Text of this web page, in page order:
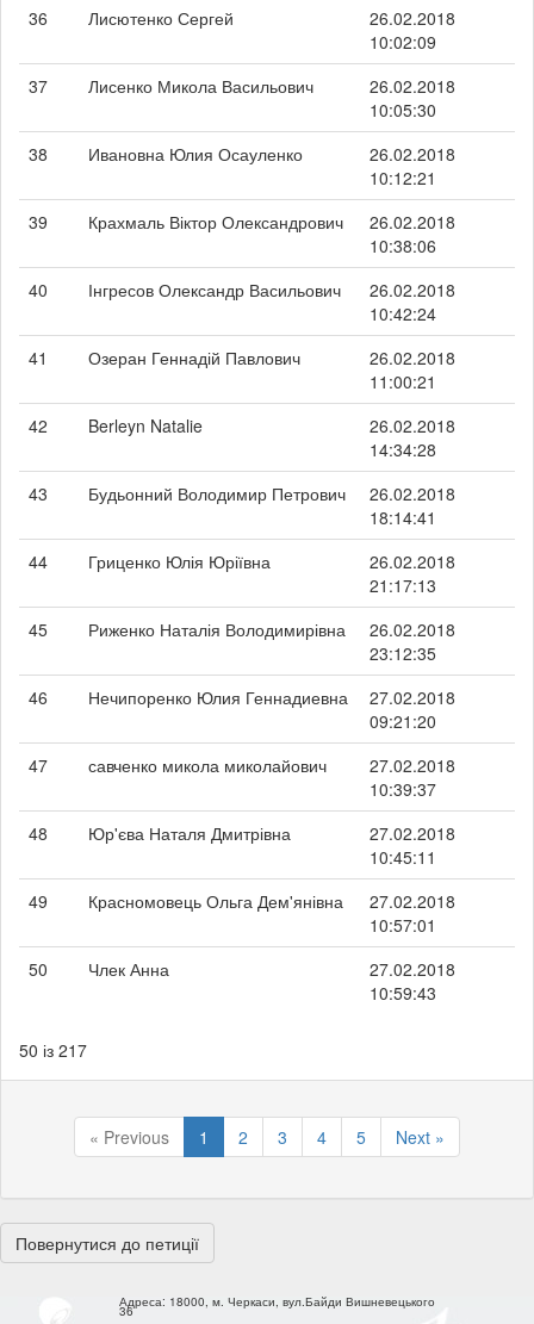
36
Лисютенко Сергей
26.02.2018
10:02:09
37
Лисенко Микола Васильович
26.02.2018
10:05:30
38
Ивановна Юлия Осауленко
26.02.2018
10:12:21
39
Крахмаль Віктор Олександрович
26.02.2018
10:38:06
40
Інгресов Олександр Васильович
26.02.2018
10:42:24
41
Озеран Геннадій Павлович
26.02.2018
11:00:21
42
Berleyn Natalie
26.02.2018
14:34:28
43
Будьонний Володимир Петрович
26.02.2018
18:14:41
44
Гриценко Юлія Юріївна
26.02.2018
21:17:13
45
Риженко Наталія Володимирівна
26.02.2018
23:12:35
46
Нечипоренко Юлия Геннадиевна
27.02.2018
09:21:20
47
савченко микола миколайович
27.02.2018
10:39:37
48
Юр'єва Наталя Дмитрівна
27.02.2018
10:45:11
49
Красномовець Ольга Дем'янівна
27.02.2018
10:57:01
50
Члек Анна
27.02.2018
10:59:43
50 із 217
« Previous 1 2 3 4 5 Next »
Повернутися до петиції
Адреса: 18000, м. Черкаси, вул.Байди Вишневецького
36